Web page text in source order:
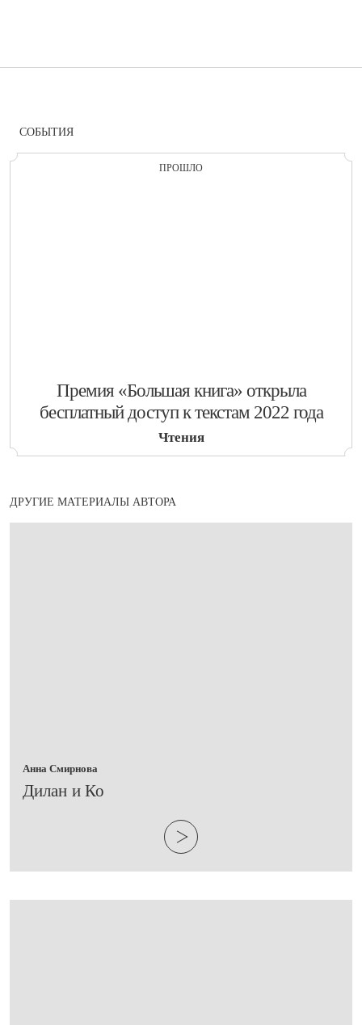
СОБЫТИЯ
ПРОШЛО
​Премия «Большая книга» открыла
бесплатный доступ к текстам 2022 года
Чтения
ДРУГИЕ МАТЕРИАЛЫ АВТОРА
Анна Смирнова
​Дилан и Ко